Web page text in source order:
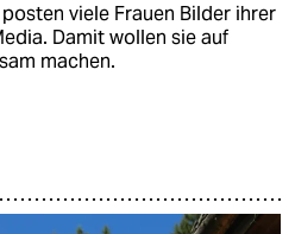
viele Frauen Bilder ihrer
Damit wollen sie auf
machen.